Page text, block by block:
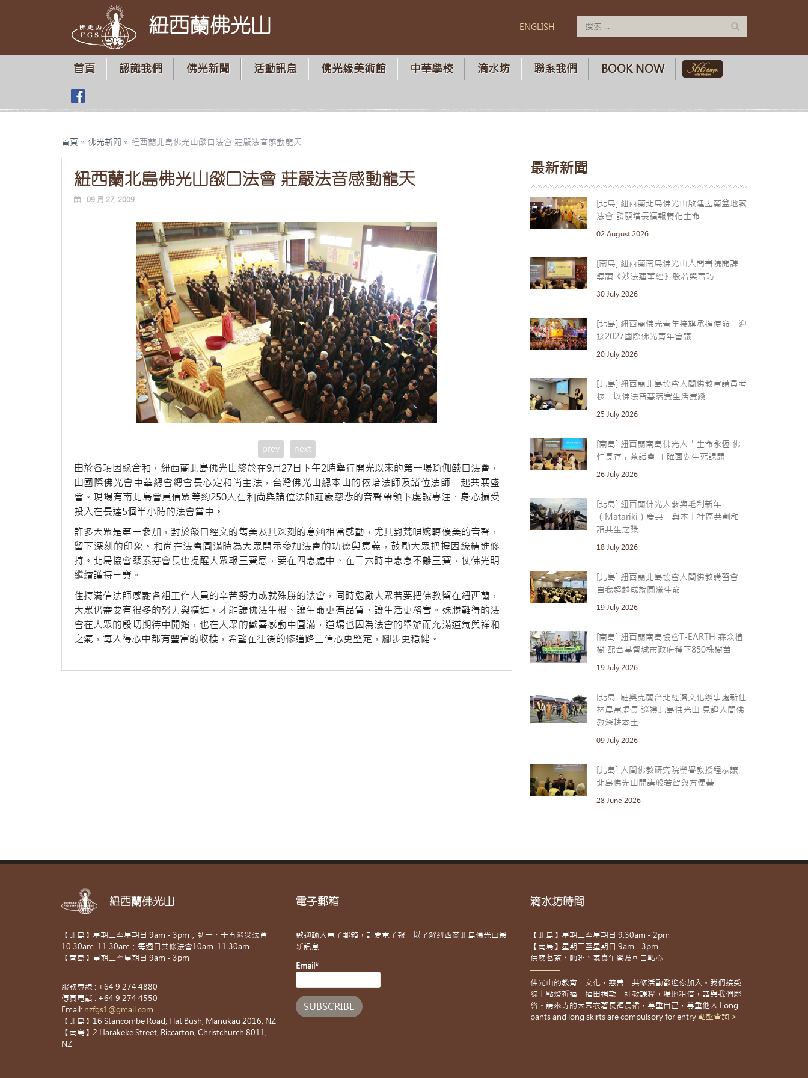
紐西蘭佛光山 ENGLISH
首頁 認識我們 佛光新聞 活動訊息 佛光緣美術館 中華學校 滴水坊 聯系我們 BOOK NOW
首頁 » 佛光新聞 » 紐西蘭北島佛光山燄口法會 莊嚴法音感動龍天
紐西蘭北島佛光山燄口法會 莊嚴法音感動龍天
09 月 27, 2009
prev next
由於各項因緣合和，紐西蘭北島佛光山終於在9月27日下午2時舉行開光以來的第一場瑜伽燄口法會，
由國際佛光會中華總會總會長心定和尚主法，台灣佛光山總本山的依培法師及諸位法師一起共襄盛
會。現場有南北島會員信眾等約250人在和尚與諸位法師莊嚴慈悲的音聲帶領下虔誠專注、身心攝受
投入在長達5個半小時的法會當中。
許多大眾是第一參加，對於燄口經文的雋美及其深刻的意涵相當感動，尤其對梵唄婉轉優美的音聲，
留下深刻的印象。和尚在法會圓滿時為大眾開示參加法會的功德與意義，鼓勵大眾把握因緣精進修
持。北島協會蔡素芬會長也提醒大眾報三寶恩，要在四念處中、在二六時中念念不離三寶，仗佛光明
繼續護持三寶。
住持滿信法師感謝各組工作人員的辛苦努力成就殊勝的法會，同時勉勵大眾若要把佛教留在紐西蘭，
大眾仍需要有很多的努力與精進，才能讓佛法生根、讓生命更有品質、讓生活更務實。殊勝難得的法
會在大眾的殷切期待中開始，也在大眾的歡喜感動中圓滿，道場也因為法會的舉辦而充滿道氣與祥和
之氣，每人得心中都有豐富的收穫，希望在往後的修道路上信心更堅定，腳步更穩健。
最新新聞
[北島] 紐西蘭北島佛光山啟建盂蘭盆地藏
法會 發願增長福報轉化生命
02 August 2026
[南島] 紐西蘭南島佛光山人間書院開課
導讀《妙法蓮華經》般若與善巧
30 July 2026
[北島] 紐西蘭佛光青年接旗承擔使命 迎
接2027國際佛光青年會議
20 July 2026
[北島] 紐西蘭北島協會人間佛教宣講員考
核 以佛法智慧落實生活實踐
25 July 2026
[南島] 紐西蘭南島佛光人「生命永恆 佛
性長存」茶話會 正確面對生死課題
26 July 2026
[北島] 紐西蘭佛光人參與毛利新年
（Matariki）慶典 與本土社區共劃和
諧共生之槳
18 July 2026
[北島] 紐西蘭北島協會人間佛教講習會
自我超越成就圓滿生命
19 July 2026
[南島] 紐西蘭南島協會T-EARTH 森众植
樹 配合基督城市政府種下850株樹苗
19 July 2026
[北島] 駐奧克蘭台北經濟文化辦事處新任
林晨富處長 巡禮北島佛光山 見證人間佛
教深耕本土
09 July 2026
[北島] 人間佛教研究院榮譽教授程恭讓
北島佛光山開講般若智與方便慧
28 June 2026
紐西蘭佛光山
【北島】星期二至星期日 9am - 3pm；初一、十五消災法會
10.30am-11.30am；每週日共修法會10am-11.30am
【南島】星期二至星期日 9am - 3pm
-
服務專線 : +64 9 274 4880
傳真電話 : +64 9 274 4550
Email: nzfgs1@gmail.com
【北島】16 Stancombe Road, Flat Bush, Manukau 2016, NZ
【南島】2 Harakeke Street, Riccarton, Christchurch 8011,
NZ
電子郵箱
歡迎輸入電子郵箱，訂閱電子報，以了解紐西蘭北島佛光山最
新訊息
Email*
滴水坊時間
【北島】星期二至星期日 9:30am - 2pm
【南島】星期二至星期日 9am - 3pm
供應茗茶、咖啡、素食午餐及可口點心
佛光山的教育，文化，慈善，共修活動歡迎你加入。我們接受
線上點燈祈福，福田捐款，社教課程，場地租借，請與我們聯
絡。請來寺的大眾衣著長褲長裙，尊重自己，尊重他人 Long
pants and long skirts are compulsory for entry 點擊查詢 >